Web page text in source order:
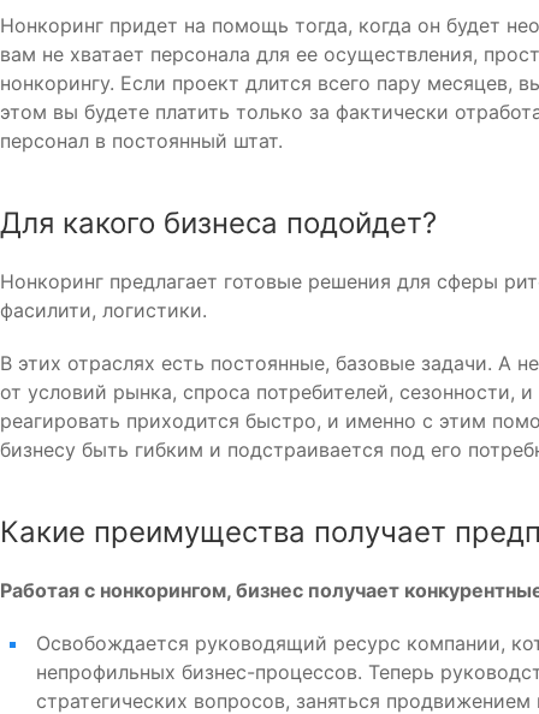
Нонкоринг придет на помощь тогда, когда он будет
вам не хватает персонала для ее осуществления,
нонкорингу. Если проект длится всего пару
этом вы будете платить только за фактически
персонал в постоянный штат.
Для какого бизнеса подойдет?
Нонкоринг предлагает готовые решения для сферы
фасилити, логистики.
В этих отраслях есть постоянные, базовые задачи. А
от условий рынка, спроса потребителей, сезонности,
реагировать приходится быстро, и именно с этим
бизнесу быть гибким и подстраивается под его
Какие преимущества получает
Работая с нонкорингом, бизнес получает
Освобождается руководящий ресурс компании,
непрофильных бизнес-процессов. Теперь
стратегических вопросов, заняться